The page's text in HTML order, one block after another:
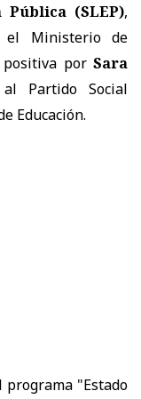
Pública (SLEP),
el Ministerio de
positiva por Sara
Partido Social
Educación.
"Estado